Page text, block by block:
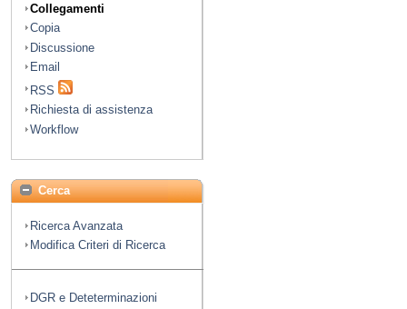
Collegamenti
Copia
Discussione
Email
RSS
Richiesta di assistenza
Workflow
Cerca
Ricerca Avanzata
Modifica Criteri di Ricerca
DGR e Deteterminazioni